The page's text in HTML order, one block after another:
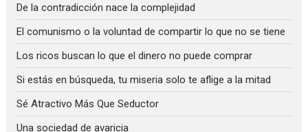
De la contradicción nace la complejidad
El comunismo o la voluntad de compartir lo que no se tiene
Los ricos buscan lo que el dinero no puede comprar
Si estás en búsqueda, tu miseria solo te aflige a la mitad
Sé Atractivo Más Que Seductor
Una sociedad de avaricia